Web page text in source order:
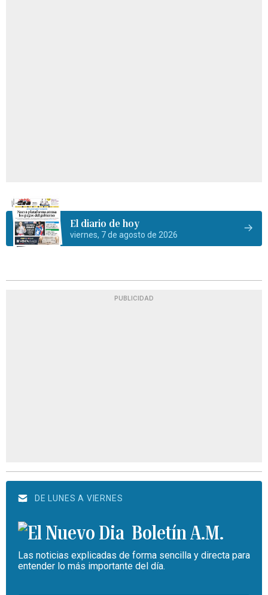
El diario de hoy
viernes, 7 de agosto de 2026
PUBLICIDAD
DE LUNES A VIERNES
Boletín A.M.
Las noticias explicadas de forma sencilla y directa para
entender lo más importante del día.